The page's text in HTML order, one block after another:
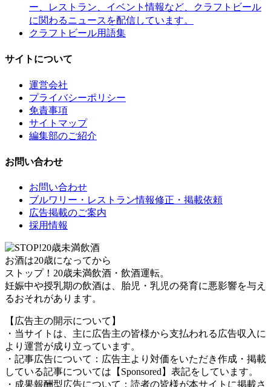
ー、レストラン、イベント情報など、クラフトビール
に関わるニュースを配信しています。
クラフトビール用語集
サイトについて
運営会社
プライバシーポリシー
免責事項
サイトマップ
編集部のご紹介
お問い合わせ
お問い合わせ
ブルワリー・レストラン情報修正・掲載依頼
広告掲載のご案内
採用情報
お酒は20歳になってから
ストップ！20歳未満飲酒・飲酒運転。
妊娠中や授乳期の飲酒は、胎児・乳児の発育に悪影響を与え
るおそれがあります。
【広告主の開示について】
・当サイトは、主に広告主の皆様から支払われる広告収入に
より運営が成り立っています。
・記事広告について：広告主より対価をいただき作成・掲載
している記事については【Sponsored】表記をしています。
・成果報酬型広告について：読者の皆様が本サイトに掲載さ